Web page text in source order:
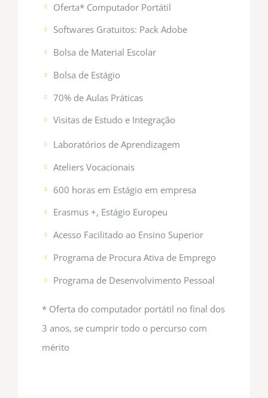
Oferta* Computador Portátil
Softwares Gratuitos: Pack Adobe
Bolsa de Material Escolar
Bolsa de Estágio
70% de Aulas Práticas
Visitas de Estudo e Integração
Laboratórios de Aprendizagem
Ateliers Vocacionais
600 horas em Estágio em empresa
Erasmus +, Estágio Europeu
Acesso Facilitado ao Ensino Superior
Programa de Procura Ativa de Emprego
Programa de Desenvolvimento Pessoal
* Oferta do computador portátil no final dos
3 anos, se cumprir todo o percurso com
mérito